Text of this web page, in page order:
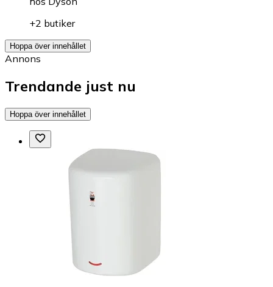
+2 butiker
Hoppa över innehållet
Annons
Trendande just nu
Hoppa över innehållet